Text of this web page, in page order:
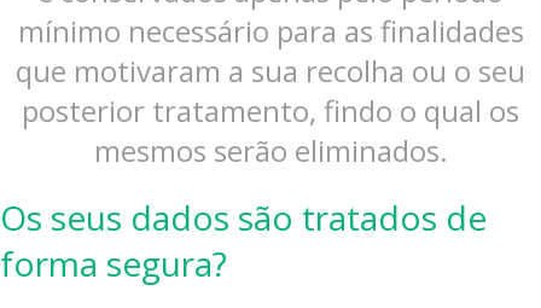
mínimo necessário para as finalidades
que motivaram a sua recolha ou o seu
posterior tratamento, findo o qual os
mesmos serão eliminados.
Os seus dados são tratados de
forma segura?